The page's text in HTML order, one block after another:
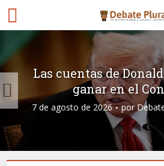
Las cuentas de
ganar en el
7 de agosto de 2026 por